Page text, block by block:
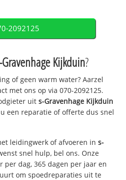
2092125
Kijkduin?
of geen warm water? Aarzel
met ons op via 070-2092125.
uits-Gravenhage Kijkduin
een reparatie of offerte dus snel
leidingwerk of afvoeren ins-
snel hulp, bel ons. Onze
per dag, 365 dagen per jaar en
om spoedreparaties uit te